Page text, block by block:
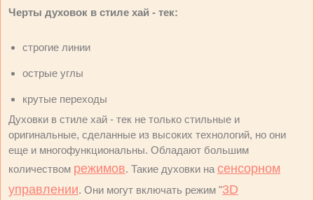
Черты духовок в стиле хай - тек:
строгие линии
острые углы
крутые переходы
Духовки в стиле хай - тек не только стильные и
оригинальные, сделанные из высоких технологий, но они
еще и многофункциональны. Обладают большим
количеством режимов. Такие духовки на сенсорном
управлении. Они могут включать режим "3D